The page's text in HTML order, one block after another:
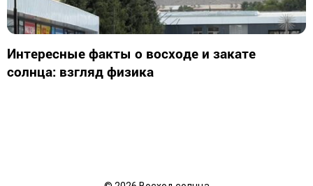
Интересные факты о восходе и закате
солнца: взгляд физика